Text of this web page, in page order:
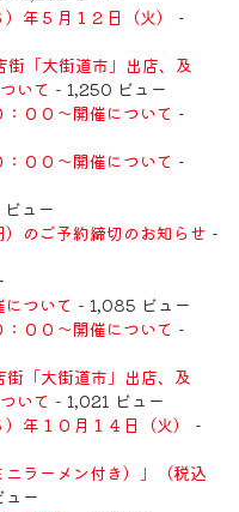
年５月１２日（火）
-
「大街道市」出店、及
いて - 1,250 ビュー
：００～開催について -
：００～開催について -
ュー
）のご予約締切のお知らせ -
ついて - 1,085 ビュー
：００～開催について -
「大街道市」出店、及
いて - 1,021 ビュー
年１０月１４日（火）
-
ラーメン付き）」（税込
ー